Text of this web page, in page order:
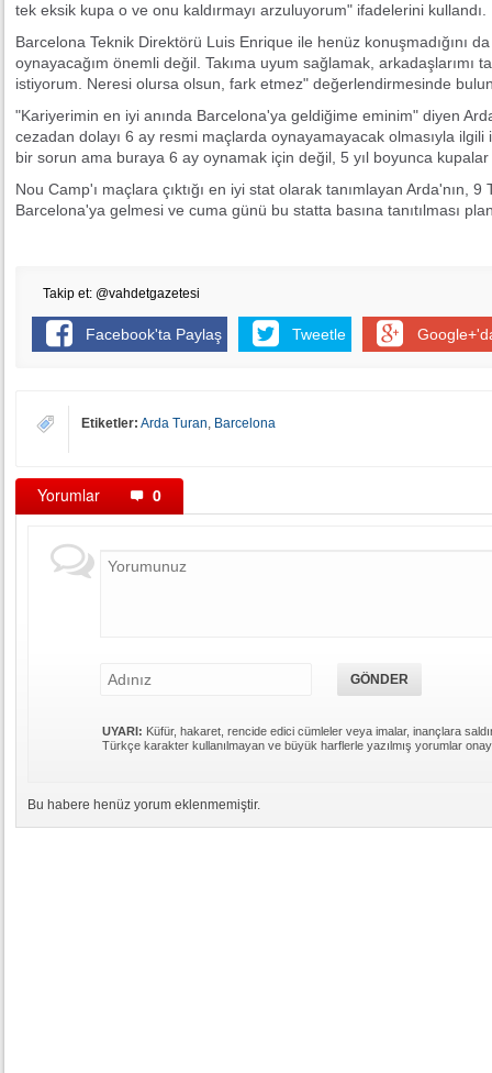
tek eksik kupa o ve onu kaldırmayı arzuluyorum" ifadelerini kullandı.
Barcelona Teknik Direktörü Luis Enrique ile henüz konuşmadığını
oynayacağım önemli değil. Takıma uyum sağlamak, arkadaşlarımı
istiyorum. Neresi olursa olsun, fark etmez" değerlendirmesinde
"Kariyerimin en iyi anında Barcelona'ya geldiğime eminim" diyen
cezadan dolayı 6 ay resmi maçlarda oynayamayacak olmasıyla
bir sorun ama buraya 6 ay oynamak için değil, 5 yıl boyunca
Nou Camp'ı maçlara çıktığı en iyi stat olarak tanımlayan Arda'nın,
Barcelona'ya gelmesi ve cuma günü bu statta basına tanıtılması
Takip et: @vahdetgazetesi
Facebook'ta Paylaş Tweetle
Etiketler: Arda Turan, Barcelona
Yorumlar 0
UYARI: Küfür, hakaret, rencide edici cümleler veya imalar, inançlara
Türkçe karakter kullanılmayan ve büyük harflerle yazılmış yorumlar
Bu habere henüz yorum eklenmemiştir.